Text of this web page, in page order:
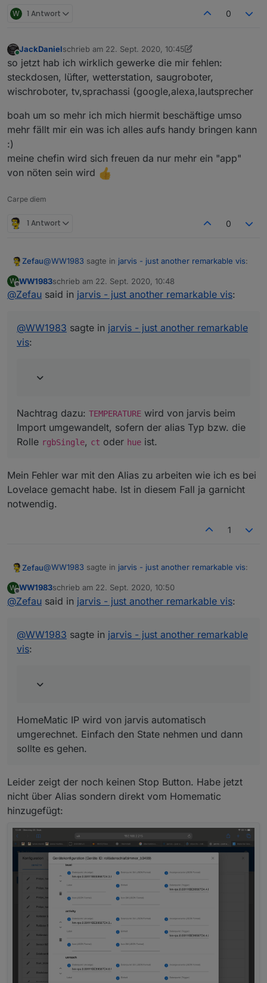
W 1 Antwort 0
Online
JackDanielschrieb am 22. Sept. 2020, 10:45
zuletzt editiert von JackDaniel
so jetzt hab ich wirklich gewerke die mir fehlen:
steckdosen, lüfter, wetterstation, saugroboter,
wischroboter, tv,sprachassi (google,alexa,lautsprecher
boah um so mehr ich mich hiermit beschäftige umso
mehr fällt mir ein was ich alles aufs handy bringen kann
:)
meine chefin wird sich freuen da nur mehr ein "app"
von nöten sein wird
Carpe diem
1 Antwort 0
Zefau@WW1983 sagte in jarvis - just another remarkable vis:
Dimmer wird nun angezeigt. Farbe jedoch nicht:
Nachtrag dazu:TEMPERATUREwird von jarvis beim
Import umgewandelt, sofern der alias Typ bzw. die Rolle
W
Offline
WW1983schrieb am 22. Sept. 2020, 10:48
zuletzt editiert von
@Zefau said in jarvis - just another remarkable vis:
@WW1983 sagte in jarvis - just another remarkable
vis:
Nachtrag dazu: TEMPERATURE wird von jarvis beim
Import umgewandelt, sofern der alias Typ bzw. die
Rolle rgbSingle, ct oder hue ist.
Mein Fehler war mit den Alias zu arbeiten wie ich es bei
Lovelace gemacht habe. Ist in diesem Fall ja garnicht
notwendig.
1
Zefau@WW1983 sagte in jarvis - just another remarkable vis:
Ich weiß ist nicht deine Baustelle. Aber kannst du
wenn die Rolläden gerade hoch-/runterfahren. Ich
Einfach den State nehmen und dann sollte es gehen.
W
Offline
WW1983schrieb am 22. Sept. 2020, 10:50
zuletzt editiert von
@Zefau said in jarvis - just another remarkable vis:
@WW1983 sagte in jarvis - just another remarkable
vis:
HomeMatic IP wird von jarvis automatisch
umgerechnet. Einfach den State nehmen und dann
sollte es gehen.
Leider zeigt der noch keinen Stop Button. Habe jetzt
nicht über Alias sondern direkt vom Homematic
hinzugefügt: